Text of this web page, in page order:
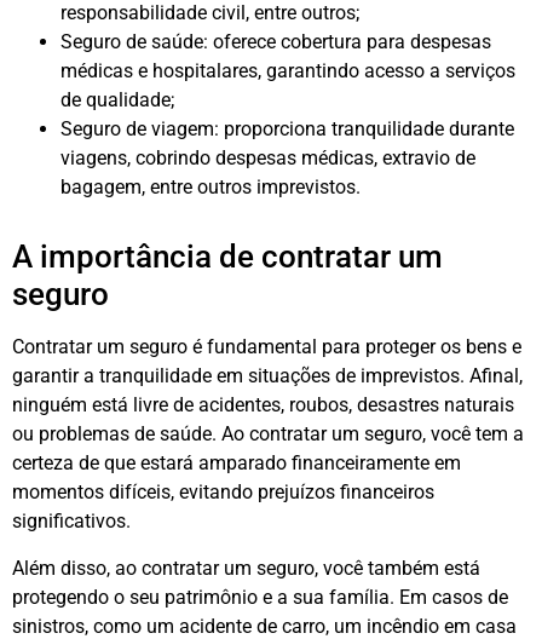
responsabilidade civil, entre outros;
Seguro de saúde: oferece cobertura para despesas
médicas e hospitalares, garantindo acesso a serviços
de qualidade;
Seguro de viagem: proporciona tranquilidade durante
viagens, cobrindo despesas médicas, extravio de
bagagem, entre outros imprevistos.
A importância de contratar um
seguro
Contratar um seguro é fundamental para proteger os bens e
garantir a tranquilidade em situações de imprevistos. Afinal,
ninguém está livre de acidentes, roubos, desastres naturais
ou problemas de saúde. Ao contratar um seguro, você tem a
certeza de que estará amparado financeiramente em
momentos difíceis, evitando prejuízos financeiros
significativos.
Além disso, ao contratar um seguro, você também está
protegendo o seu patrimônio e a sua família. Em casos de
sinistros, como um acidente de carro, um incêndio em casa